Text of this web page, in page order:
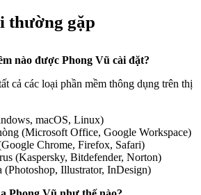
thường gặp
nào được Phong Vũ cài đặt?
cả các loại phần mềm thông dụng trên thị
macOS, Linux)
(Microsoft Office, Google Workspace)
Chrome, Firefox, Safari)
(Kaspersky, Bitdefender, Norton)
(Photoshop, Illustrator, InDesign)